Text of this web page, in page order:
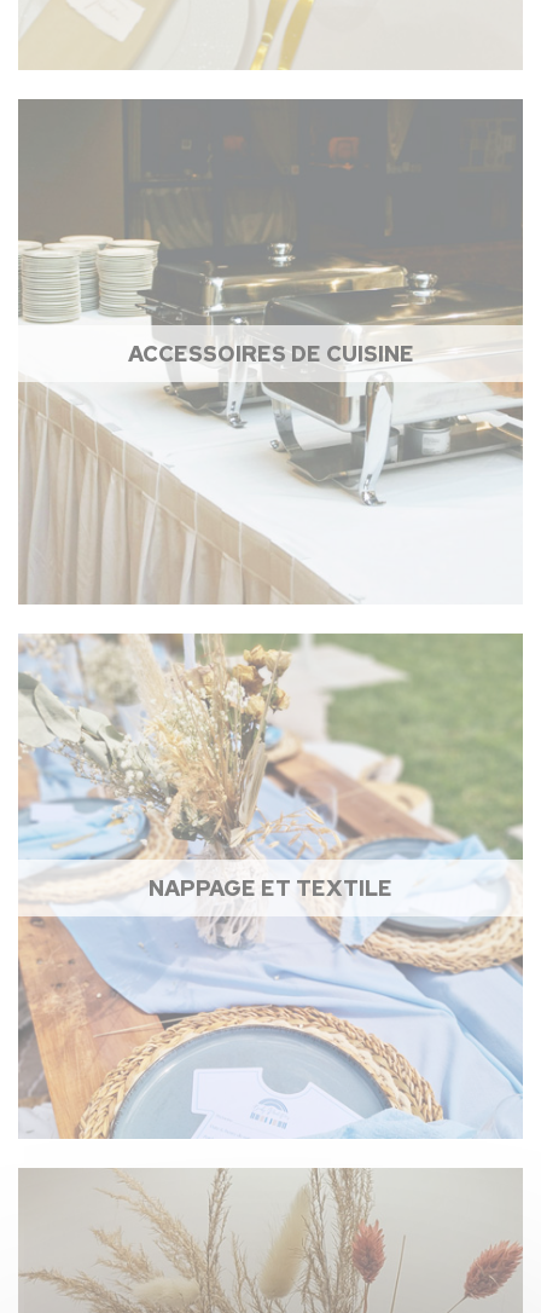
ACCESSOIRES DE CUISINE
NAPPAGE ET TEXTILE